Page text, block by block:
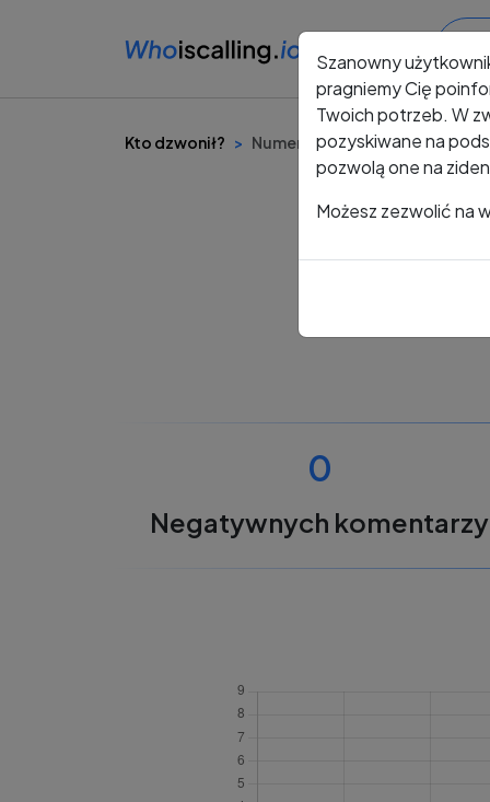
Kto dzwonił? Numer +48 607 577 880
0
Negatywnych komentarzy
Szanowny
pragniemy Cię
Twoich potrzeb. W
pozyskiwane na
pozwolą one na
Możesz zezwolić na